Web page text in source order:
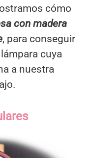
cómo
con madera
, para conseguir
cuya
a nuestra